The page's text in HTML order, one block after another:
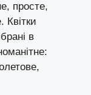
просте,
Квітки
в